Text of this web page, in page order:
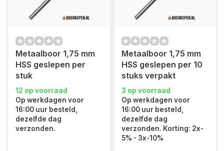
Metaalboor 1,75 mm
HSS geslepen per
stuk
12 op voorraad
Op werkdagen voor
16:00 uur besteld,
dezelfde dag
verzonden.
Metaalboor 1,75 mm
HSS geslepen per 10
stuks verpakt
3 op voorraad
Op werkdagen voor
16:00 uur besteld,
dezelfde dag
verzonden. Korting: 2x-
5% - 3x-10%